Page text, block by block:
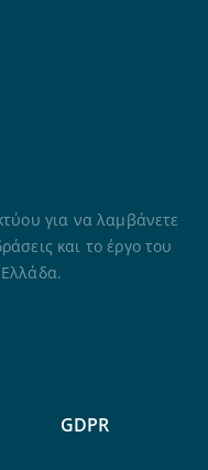
για να λαμβάνετε
και το έργο του
GDPR